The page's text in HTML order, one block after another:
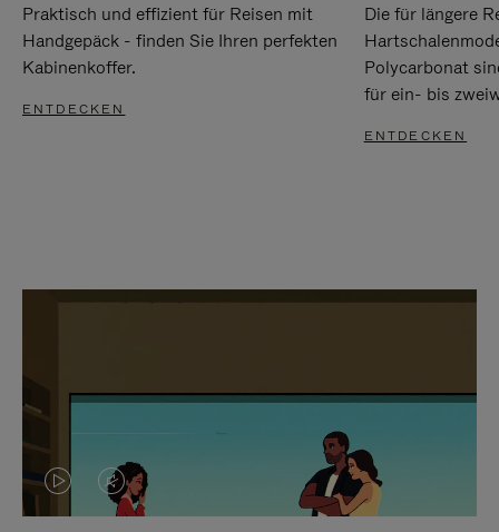
Praktisch und effizient für Reisen mit
Handgepäck - finden Sie Ihren perfekten
Kabinenkoffer.
ENTDECKEN
Die für längere
Polycarbonat
für ein- bis
ENTDECKEN
DASVIDEO